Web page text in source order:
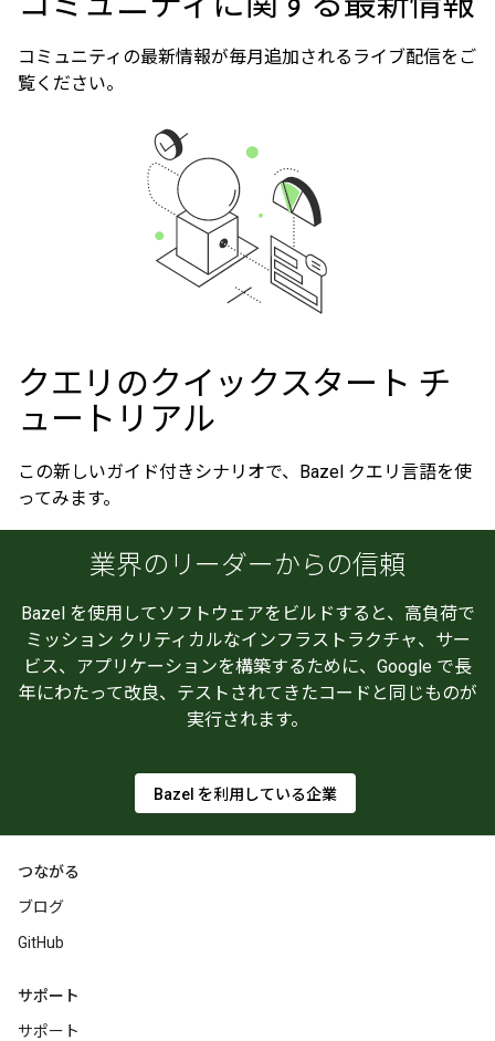
コミュニティの最新情報が毎月追加されるライブ配信をご
覧ください。
クエリのクイックスタート チ
ュートリアル
この新しいガイド付きシナリオで、Bazel クエリ言語を使
ってみます。
業界のリーダーからの信頼
Bazel を使用してソフトウェアをビルドすると、高負荷で
ミッション クリティカルなインフラストラクチャ、サー
ビス、アプリケーションを構築するために、Google で長
年にわたって改良、テストされてきたコードと同じものが
実行されます。
Bazel を利用している企業
つながる
ブログ
GitHub
サポート
サポート